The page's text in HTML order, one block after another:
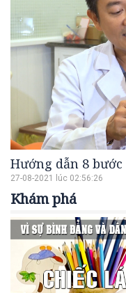
Hướng dẫn 8
27-08-2021 lúc 02:56:26
Khám phá